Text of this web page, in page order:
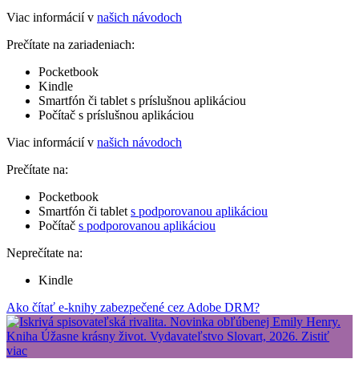
Viac informácií v našich návodoch
Prečítate na zariadeniach:
Pocketbook
Kindle
Smartfón či tablet s príslušnou aplikáciou
Počítač s príslušnou aplikáciou
Viac informácií v našich návodoch
Prečítate na:
Pocketbook
Smartfón či tablet s podporovanou aplikáciou
Počítač s podporovanou aplikáciou
Neprečítate na:
Kindle
Ako čítať e-knihy zabezpečené cez Adobe DRM?